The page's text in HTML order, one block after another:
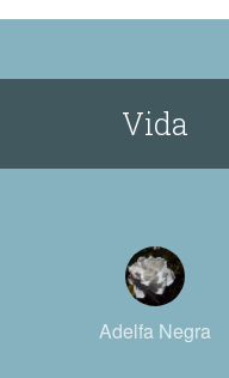
Vida
Adelfa Negra